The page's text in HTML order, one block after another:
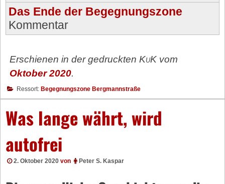
Das Ende der Begegnungszone
Kommentar
Erschienen in der gedruckten KuKvom
Oktober 2020.
Ressort: Begegnungszone Bergmannstraße
Was lange währt, wird
autofrei
2. Oktober 2020 von Peter S. Kaspar